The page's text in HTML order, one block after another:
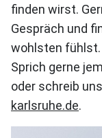
finden wirst.
Gespräch und
wohlsten fühlst.
Sprich gerne
oder schreib
karlsruhe.de.